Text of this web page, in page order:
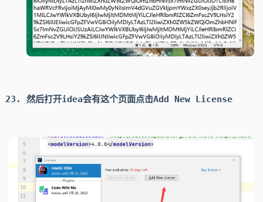
然后打开idea会有这个页面点击Add New License